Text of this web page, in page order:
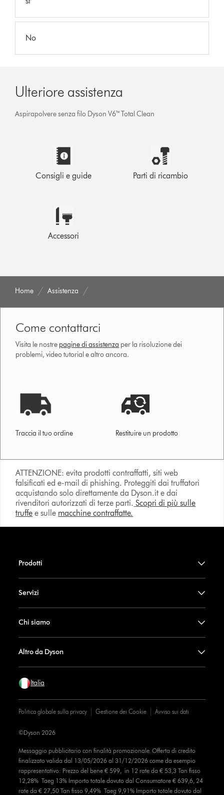
No
Ulteriore assistenza
Aspirapolvere senza filo Dyson V6™ Total Clean
Consigli e guide Parti di ricambio
Accessori
Home Assistenza
Come contattarci
Visita le nostre pagine di assistenza per la risoluzione dei
problemi, video tutorial e altro ancora.
Traccia il tuo ordine Restituire un prodotto
ATTENZIONE: evita prodotti contraffatti, siti web
falsificati ed e-mail di phishing. Proteggiti dai truffatori
acquistando solo direttamente da Dyson.it e dai
rivenditori autorizzati di terze parti. Scopri di più sulle
truffe e sulle macchine contraffatte.
Prodotti
Servizi
Chi siamo
Altro da Dyson
Italia
Politica globale sulla privacy Gestione dei Cookie Avviso sui dati
Messaggio pubblicitario con finalità promozionale. Offerta di credito
finalizzato valida dal 13/05/2026 al 31/12/2026 come da esempio
rappresentativo: Prezzo del bene € 599, in 12 rate da € 53,3 Tan fisso
12,28% Taeg 13% Importo totale dovuto dal Consumatore € 639,6, 24
rate da € 27,50 Tan fisso 9,49% Taeg 9,91% Importo totale dovuto dal
©Dyson 2026